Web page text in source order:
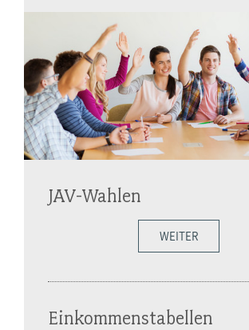
JAV-Wahlen
WEITER
Einkommenstabellen